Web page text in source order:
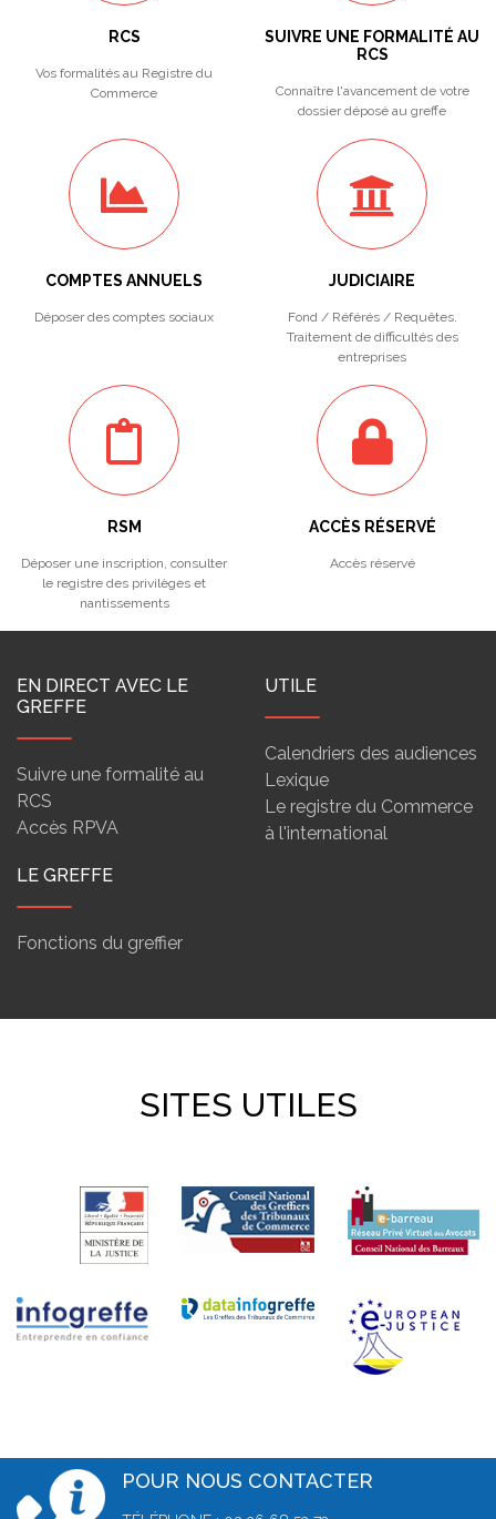
RCS
Vos formalités au Registre du
Commerce
SUIVRE UNE FORMALITÉ AU
RCS
Connaître l'avancement de votre
dossier déposé au greffe
COMPTES ANNUELS
Déposer des comptes sociaux
JUDICIAIRE
Fond / Référés / Requêtes.
Traitement de difficultés des
entreprises
RSM
Déposer une inscription, consulter
le registre des privilèges et
nantissements
ACCÈS RÉSERVÉ
Accès réservé
EN DIRECT AVEC LE
GREFFE
Suivre une formalité au
RCS
Accès RPVA
UTILE
Calendriers des audiences
Lexique
Le registre du Commerce
à l'international
LE GREFFE
Fonctions du greffier
SITES UTILES
POUR NOUS CONTACTER